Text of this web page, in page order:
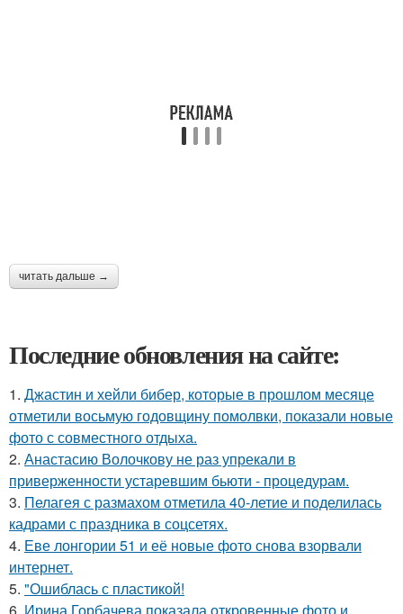
читать дальше →
Последние обновления на сайте:
1. Джастин и хейли бибер, которые в прошлом месяце
отметили восьмую годовщину помолвки, показали новые
фото с совместного отдыха.
2. Анастасию Волочкову не раз упрекали в
приверженности устаревшим бьюти - процедурам.
3. Пелагея с размахом отметила 40-летие и поделилась
кадрами с праздника в соцсетях.
4. Еве лонгории 51 и её новые фото снова взорвали
интернет.
5. "Ошиблась с пластикой!